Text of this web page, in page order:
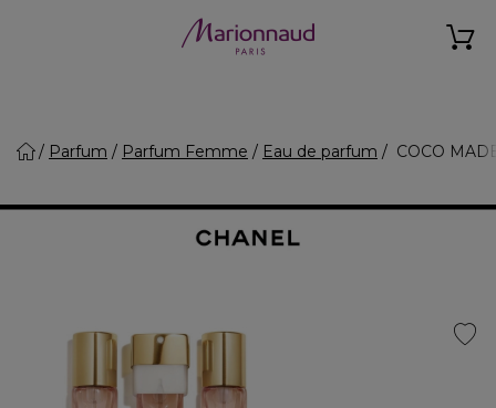
Parfum Parfum Femme Eau de parfum COCO